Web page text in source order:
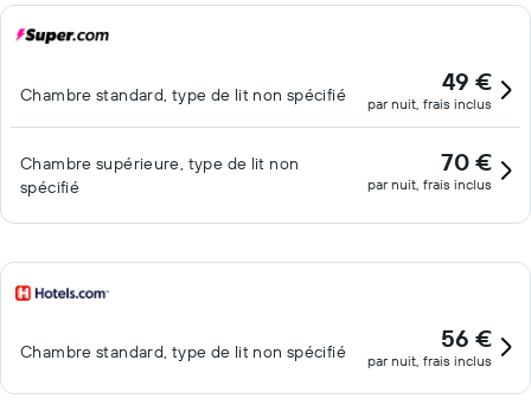
Chambre standard, type de lit non spécifié 49 €
par nuit, frais inclus
Chambre supérieure, type de lit non
spécifié
70 €
par nuit, frais inclus
Chambre standard, type de lit non spécifié 56 €
par nuit, frais inclus